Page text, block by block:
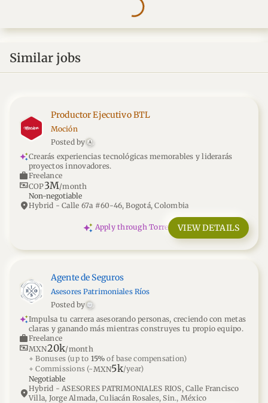
Similar jobs
Productor Ejecutivo BTL
Moción
Posted by
A
Crearás experiencias tecnológicas memorables y liderarás
proyectos innovadores.
workFreelance
universal_currency_altCOP3M/month
Non-negotiable
location_onHybrid - Calle 67a #60-46, Bogotá, Colombia
Apply through Torre VIEW DETAILS
Agente de Seguros
Asesores Patrimoniales Ríos
Posted by
Impulsa tu carrera asesorando personas, creciendo con metas
claras y ganando más mientras construyes tu propio equipo.
workFreelance
universal_currency_altMXN20k/month
+ Bonuses (up to 15% of base compensation)
+ Commissions (~MXN5k/year)
Negotiable
location_onHybrid - ASESORES PATRIMONIALES RIOS, Calle Francisco
Villa, Jorge Almada, Culiacán Rosales, Sin., México